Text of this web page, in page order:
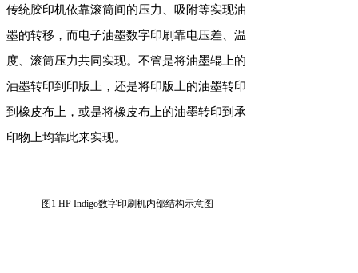
传统胶印机依靠滚筒间的压力、吸附等实现油
墨的转移，而电子油墨数字印刷靠电压差、温
度、滚筒压力共同实现。不管是将油墨辊上的
油墨转印到印版上，还是将印版上的油墨转印
到橡皮布上，或是将橡皮布上的油墨转印到承
印物上均靠此来实现。
图1 HP Indigo数字印刷机内部结构示意图